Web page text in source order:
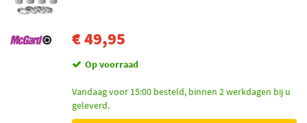
€ 49,95
Op voorraad
Vandaag voor 15:00 besteld, binnen 2 werkdagen bij u
geleverd.